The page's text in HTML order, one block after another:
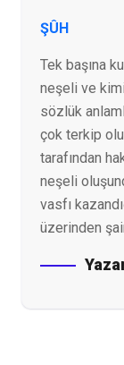
ŞÛH
Tek başına
neşeli ve
sözlük
çok terkip
tarafından
neşeli
vasfı
üzerinden